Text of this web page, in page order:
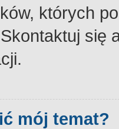
których
się
mój temat?